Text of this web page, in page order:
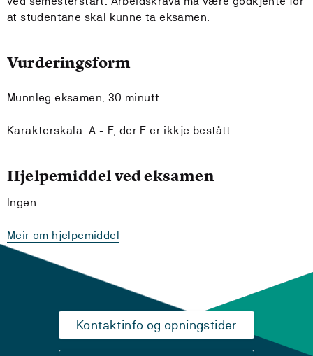
at studentane skal kunne ta eksamen.
Vurderingsform
Munnleg eksamen, 30 minutt.
Karakterskala: A - F, der F er ikkje bestått.
Hjelpemiddel ved eksamen
Ingen
Meir om hjelpemiddel
Kontaktinfo og opningstider